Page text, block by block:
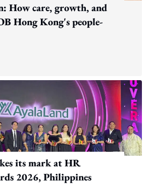
How care, growth, and
Hong Kong's people-
its mark at HR
2026, Philippines